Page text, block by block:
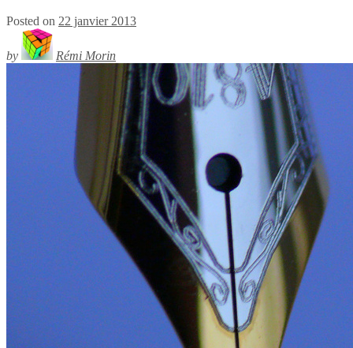
Posted on 22 janvier 2013
by Rémi Morin